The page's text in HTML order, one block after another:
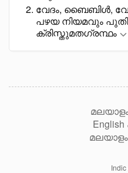
വേദം, ബെെബിൾ,
പഴയ നിയമവും
ക്രിസ്തുമതഗ്രന്ഥം